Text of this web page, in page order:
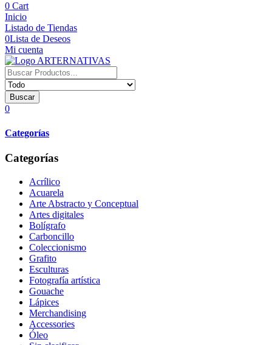
0 Cart
Inicio
Listado de Tiendas
0Lista de Deseos
Mi cuenta
Buscar
0
Categorías
Categorías
Acrílico
Acuarela
Arte Abstracto y Conceptual
Artes digitales
Bolígrafo
Carboncillo
Coleccionismo
Grafito
Esculturas
Fotografía artística
Gouache
Lápices
Merchandising
Accessories
Óleo